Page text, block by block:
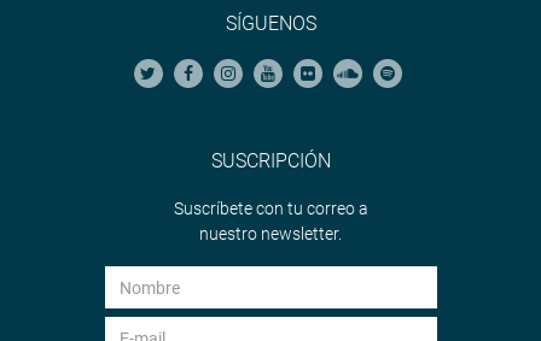
SÍGUENOS
SUSCRIPCIÓN
Suscríbete con tu correo a
nuestro newsletter.